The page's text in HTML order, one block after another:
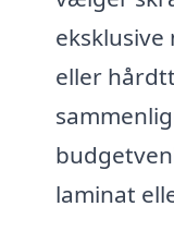
eller
laminat